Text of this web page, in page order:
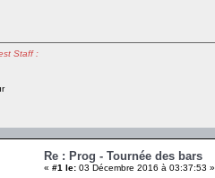
Staff :
Re : Prog - Tournée des bars
« #1 le: 03 Décembre 2016 à 03:37:53 »